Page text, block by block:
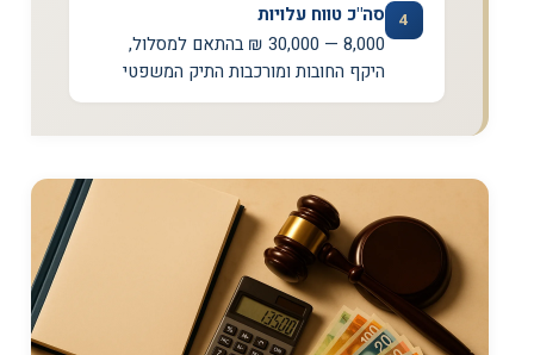
4
סה"כ טווח עלויות
8,000 — 30,000 ₪ בהתאם למסלול,
היקף החובות ומורכבות התיק המשפטי